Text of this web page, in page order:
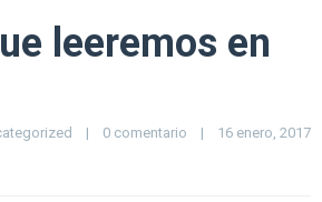
leeremos en
| 0 comentario |